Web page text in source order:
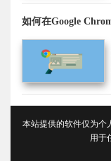
如何在Google
本站提供的软件仅为个
用于